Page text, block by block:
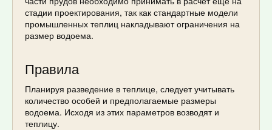
стадии проектирования, так как стандартные модели
промышленных теплиц накладывают ограничения на
размер водоема.
Правила
Планируя разведение в теплице, следует учитывать
количество особей и предполагаемые размеры
водоема. Исходя из этих параметров возводят и
теплицу.